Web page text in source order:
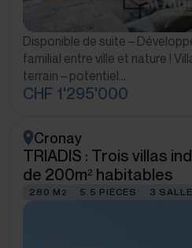
Disponible de suite –
familial entre ville et nature !
terrain – potentiel…
CHF 1'295'000
Cronay
TRIADIS : Trois villas
de 200m² habitables
280 M 2 5.5 PIÈCES 3